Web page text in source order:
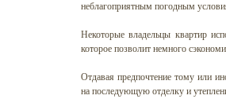
неблагоприятным погодным
Некоторые владельцы квартир
которое позволит немного
Отдавая предпочтение тому или
на последующую отделку и